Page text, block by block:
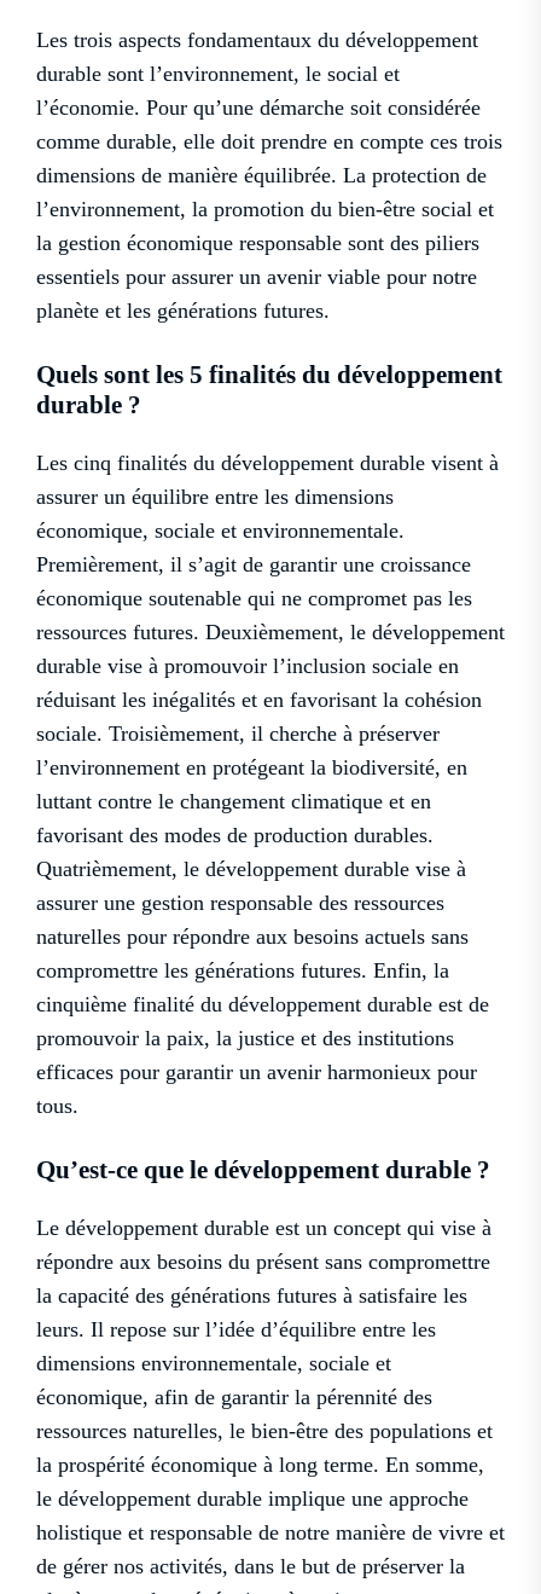
Les trois aspects fondamentaux du développement
durable sont l’environnement, le social et
l’économie. Pour qu’une démarche soit considérée
comme durable, elle doit prendre en compte ces trois
dimensions de manière équilibrée. La protection de
l’environnement, la promotion du bien-être social et
la gestion économique responsable sont des piliers
essentiels pour assurer un avenir viable pour notre
planète et les générations futures.
Quels sont les 5 finalités du développement
durable ?
Les cinq finalités du développement durable visent à
assurer un équilibre entre les dimensions
économique, sociale et environnementale.
Premièrement, il s’agit de garantir une croissance
économique soutenable qui ne compromet pas les
ressources futures. Deuxièmement, le développement
durable vise à promouvoir l’inclusion sociale en
réduisant les inégalités et en favorisant la cohésion
sociale. Troisièmement, il cherche à préserver
l’environnement en protégeant la biodiversité, en
luttant contre le changement climatique et en
favorisant des modes de production durables.
Quatrièmement, le développement durable vise à
assurer une gestion responsable des ressources
naturelles pour répondre aux besoins actuels sans
compromettre les générations futures. Enfin, la
cinquième finalité du développement durable est de
promouvoir la paix, la justice et des institutions
efficaces pour garantir un avenir harmonieux pour
tous.
Qu’est-ce que le développement durable ?
Le développement durable est un concept qui vise à
répondre aux besoins du présent sans compromettre
la capacité des générations futures à satisfaire les
leurs. Il repose sur l’idée d’équilibre entre les
dimensions environnementale, sociale et
économique, afin de garantir la pérennité des
ressources naturelles, le bien-être des populations et
la prospérité économique à long terme. En somme,
le développement durable implique une approche
holistique et responsable de notre manière de vivre et
de gérer nos activités, dans le but de préserver la